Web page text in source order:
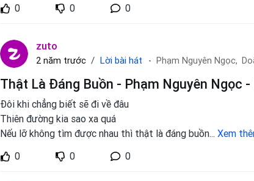
0
0 0
zuto
2 năm trước Lời bài hát Phạm Nguyên Ngọc,
Thật Là Đáng Buồn - Phạm Nguyên Ngọc -
Đôi khi chẳng biết sẽ đi về đâu
Thiên đường kia sao xa quá
Nếu lỡ không tìm được nhau thì thật là đáng buồn... Xem
0
0 0